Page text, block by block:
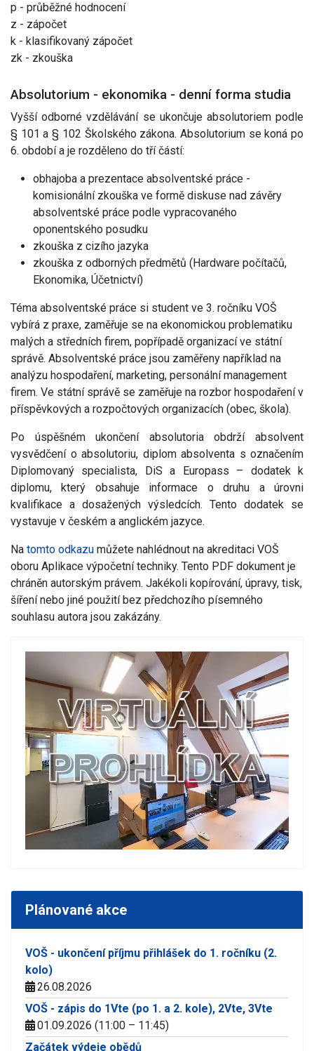
p - průběžné hodnocení
z - zápočet
k - klasifikovaný zápočet
zk - zkouška
Absolutorium - ekonomika - denní forma studia
Vyšší odborné vzdělávání se ukončuje absolutoriem podle
§ 101 a § 102 Školského zákona. Absolutorium se koná po
6. období a je rozděleno do tří částí:
obhajoba a prezentace absolventské práce -
komisionální zkouška ve formě diskuse nad závěry
absolventské práce podle vypracovaného
oponentského posudku
zkouška z cizího jazyka
zkouška z odborných předmětů (Hardware počítačů,
Ekonomika, Účetnictví)
Téma absolventské práce si student ve 3. ročníku VOŠ
vybírá z praxe, zaměřuje se na ekonomickou problematiku
malých a středních firem, popřípadě organizací ve státní
správě. Absolventské práce jsou zaměřeny například na
analýzu hospodaření, marketing, personální management
firem. Ve státní správě se zaměřuje na rozbor hospodaření v
příspěvkových a rozpočtových organizacích (obec, škola).
Po úspěšném ukončení absolutoria obdrží absolvent
vysvědčení o absolutoriu, diplom absolventa s označením
Diplomovaný specialista, DiS a Europass – dodatek k
diplomu, který obsahuje informace o druhu a úrovni
kvalifikace a dosažených výsledcích. Tento dodatek se
vystavuje v českém a anglickém jazyce.
Na tomto odkazu můžete nahlédnout na akreditaci VOŠ
oboru Aplikace výpočetní techniky. Tento PDF dokument je
chráněn autorským právem. Jakékoli kopírování, úpravy, tisk,
šíření nebo jiné použití bez předchozího písemného
souhlasu autora jsou zakázány.
Plánované akce
VOŠ - ukončení příjmu přihlášek do 1. ročníku (2.
kolo)
26.08.2026
VOŠ - zápis do 1Vte (po 1. a 2. kole), 2Vte, 3Vte
01.09.2026 (11:00 – 11:45)
Začátek výdeje obědů